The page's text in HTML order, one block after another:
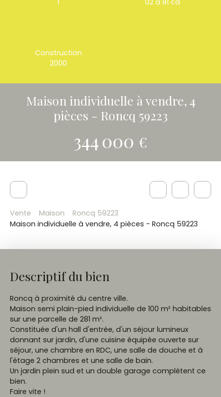
Construction
2000
Maison individuelle à vendre, 4
pièces - Roncq 59223
344 000 €
Vente Maison
Roncq 59223
Maison individuelle à vendre, 4 pièces - Roncq 59223
Descriptif du bien
Roncq à proximité du centre ville.
Maison semi plain-pied individuelle de 100 m² habitables
sur une parcelle de 281 m².
Constituée d'un hall d'entrée, d'un séjour lumineux
donnant sur jardin, d'une cuisine équipée ouverte sur
séjour, une chambre en RDC, une salle de douche et à
l'étage 2 chambres et une salle de bain.
Un jardin plein sud et un double garage complètent ce
bien.
Faire vite !